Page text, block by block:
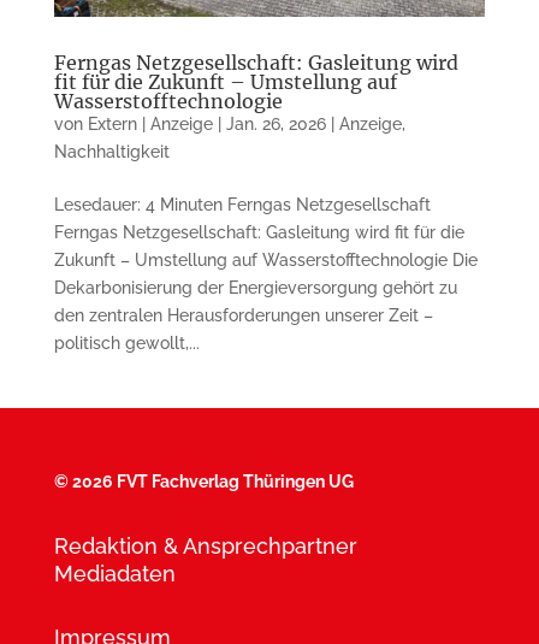
Ferngas Netzgesellschaft: Gasleitung wird
fit für die Zukunft – Umstellung auf
Wasserstofftechnologie
von Extern | Anzeige| Jan. 26, 2026| Anzeige,
Nachhaltigkeit
Lesedauer: 4 Minuten Ferngas Netzgesellschaft
Ferngas Netzgesellschaft: Gasleitung wird fit für die
Zukunft – Umstellung auf Wasserstofftechnologie Die
Dekarbonisierung der Energieversorgung gehört zu
den zentralen Herausforderungen unserer Zeit –
politisch gewollt,...
©2026 FVT Fachverlag Thüringen UG
Redaktion & Ansprechpartner
Mediadaten
Impressum